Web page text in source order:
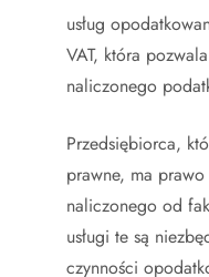
usług
VAT, która
naliczonego
Przedsiębiorca,
prawne, ma
naliczonego od
usługi te są
czynności